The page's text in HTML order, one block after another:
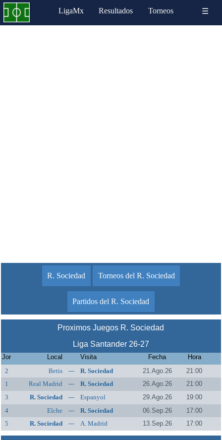
LigaMx Resultados Torneos ☰
R. Sociedad Torneos del R. Sociedad
Partidos del R. Sociedad
Proximos Juegos R. Sociedad
Liga Santander 26-27
Jor Local Visita Fecha
Hora
2
Betis --- R. Sociedad 21.Ago.26
21:00
1
Real Madrid --- R. Sociedad 26.Ago.26
21:00
3
R. Sociedad --- Espanyol 29.Ago.26
19:00
4
Elche --- R. Sociedad 06.Sep.26
17:00
5
R. Sociedad --- A. Madrid 13.Sep.26 17:00